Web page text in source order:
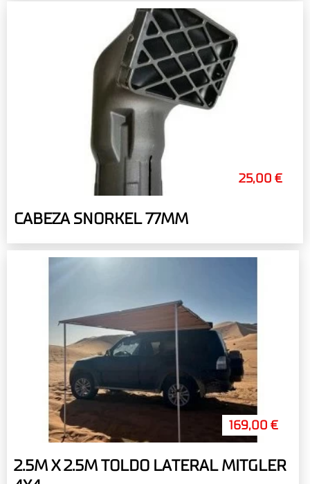
25,00 €
CABEZA SNORKEL 77MM
169,00 €
2.5M X 2.5M TOLDO LATERAL MITGLER